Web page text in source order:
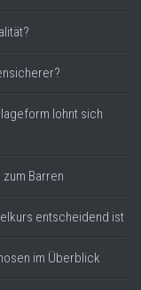
lohnt sich
Barren
entscheidend ist
im Überblick